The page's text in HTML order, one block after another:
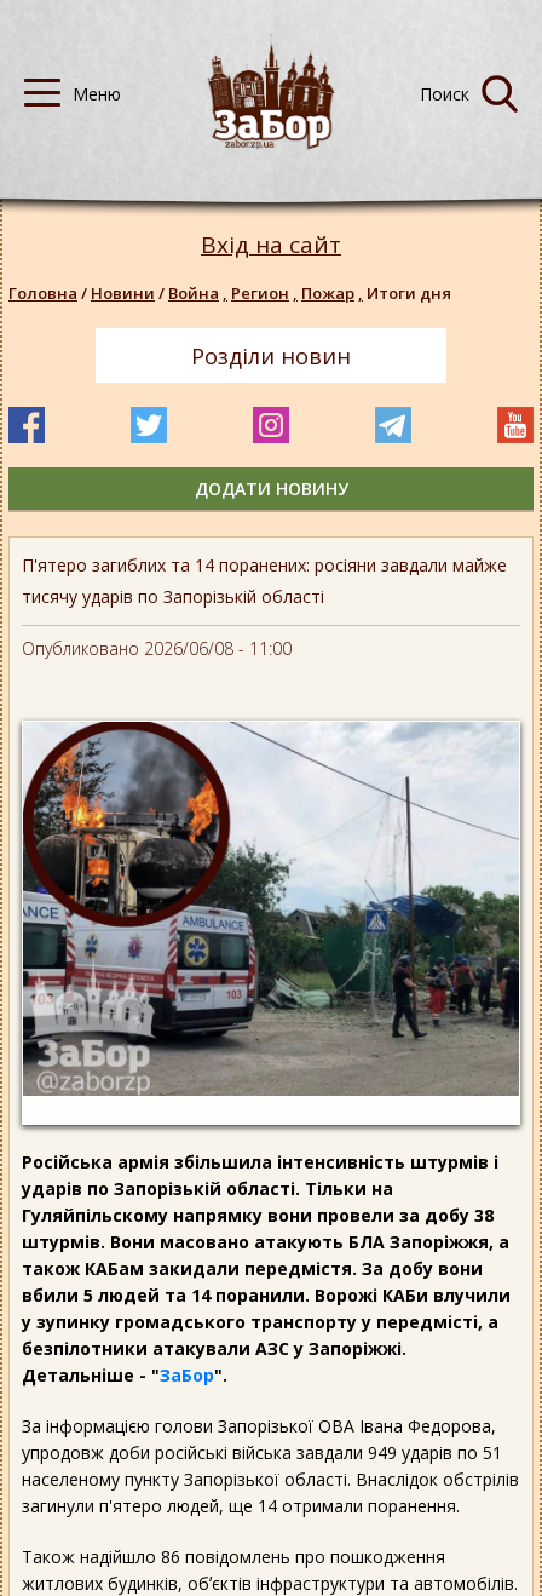
П'ятеро загиблих та 14 поранених: росіяни завдали майже
тисячу ударів по Запорізькій області
Опубликовано 2026/06/08 - 11:00
Російська армія збільшила інтенсивність штурмів і
ударів по Запорізькій області. Тільки на
Гуляйпільскому напрямку вони провели за добу 38
штурмів. Вони масовано атакують БЛА Запоріжжя, а
також КАБам закидали передмістя. За добу вони
вбили 5 людей та 14 поранили. Ворожі КАБи влучили
у зупинку громадського транспорту у передмісті, а
безпілотники атакували АЗС у Запоріжжі.
Детальніше - "ЗаБор".
За інформацією голови Запорізької ОВА Івана Федорова,
упродовж доби російські війська завдали 949 ударів по 51
населеному пункту Запорізької області. Внаслідок обстрілів
загинули п'ятеро людей, ще 14 отримали поранення.
Також надійшло 86 повідомлень про пошкодження
житлових будинків, обʼєктів інфраструктури та автомобілів.
Вхід на сайт
Головна / Новини / Война , Регион , Пожар , Итоги дня
Розділи новин
ДОДАТИ НОВИНУ